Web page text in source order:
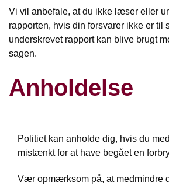
Vi vil anbefale, at du ikke læser eller
rapporten, hvis din forsvarer ikke er til
underskrevet rapport kan blive brugt
sagen.
Anholdelse
Politiet kan anholde dig, hvis du
mistænkt for at have begået en
Vær opmærksom på, at medmindre